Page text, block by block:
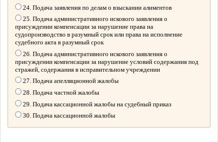
24. Подача заявления по делам о взыскании алиментов
25. Подача административного искового заявления о
присуждении компенсации за нарушение права на
судопроизводство в разумный срок или права на исполнение
судебного акта в разумный срок
26. Подача административного искового заявления о
присуждении компенсации за нарушение условий содержания под
стражей, содержания в исправительном учреждении
27. Подача апелляционной жалобы
28. Подача частной жалобы
29. Подача кассационной жалобы на судебный приказ
30. Подача кассационной жалобы